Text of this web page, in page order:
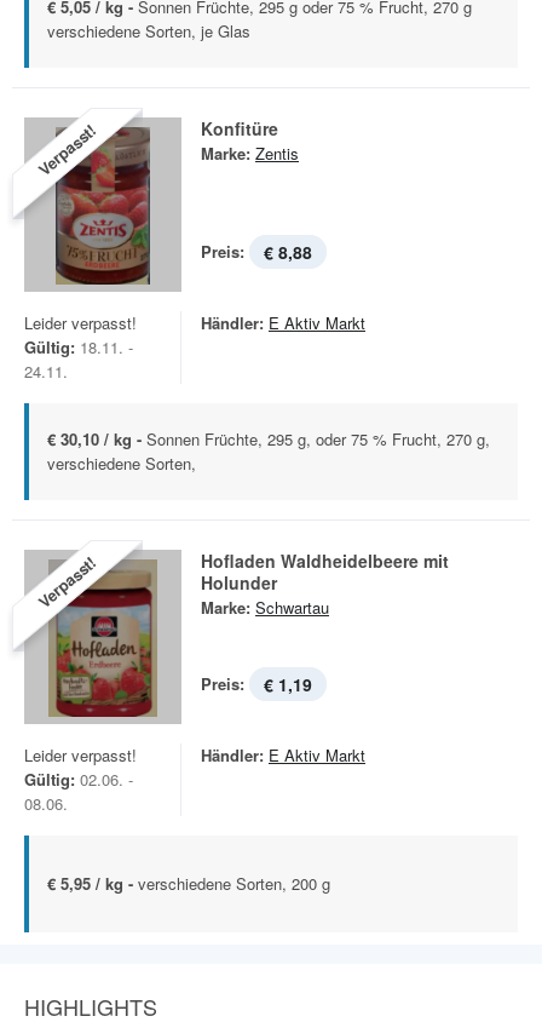
€ 5,05 / kg - Sonnen Früchte, 295 g oder 75 % Frucht, 270 g
verschiedene Sorten, je Glas
Verpasst! Konfitüre
Marke: Zentis
Preis: € 8,88
Leider verpasst!
Gültig: 18.11. -
24.11.
Händler: E Aktiv Markt
€ 30,10 / kg - Sonnen Früchte, 295 g, oder 75 % Frucht, 270 g,
verschiedene Sorten,
Verpasst!
Hofladen Waldheidelbeere mit
Holunder
Marke: Schwartau
Preis: € 1,19
Leider verpasst!
Gültig: 02.06. -
08.06.
Händler: E Aktiv Markt
€ 5,95 / kg - verschiedene Sorten, 200 g
HIGHLIGHTS